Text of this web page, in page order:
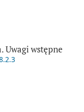
Uwagi wstępne